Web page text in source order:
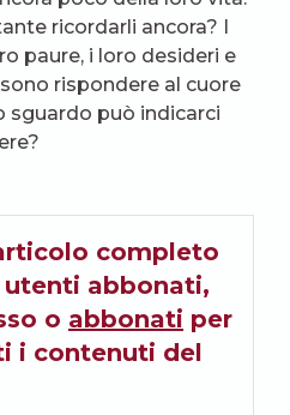
ricordarli ancora? I
paure, i loro desideri e
rispondere al cuore
sguardo può indicarci
completo
abbonati,
o abbonati per
i contenuti del